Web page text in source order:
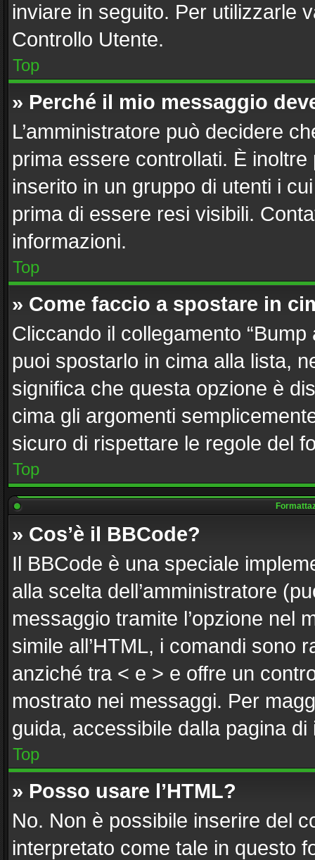
inviare in seguito. Per utilizzarle
Controllo Utente.
Top
» Perché il mio messaggio
L’amministratore può decidere
prima essere controllati. È
inserito in un gruppo di utenti i
prima di essere resi visibili.
informazioni.
Top
» Come faccio a spostare in
Cliccando il collegamento
puoi spostarlo in cima alla lista,
significa che questa opzione è
cima gli argomenti
sicuro di rispettare le regole del
Top
» Cos’è il BBCode?
Il BBCode è una speciale
alla scelta dell’amministratore
messaggio tramite l’opzione nel
simile all’HTML, i comandi sono
anziché tra < e > e offre un
mostrato nei messaggi. Per
guida, accessibile dalla pagina
Top
» Posso usare l’HTML?
No. Non è possibile inserire del
interpretato come tale in questo